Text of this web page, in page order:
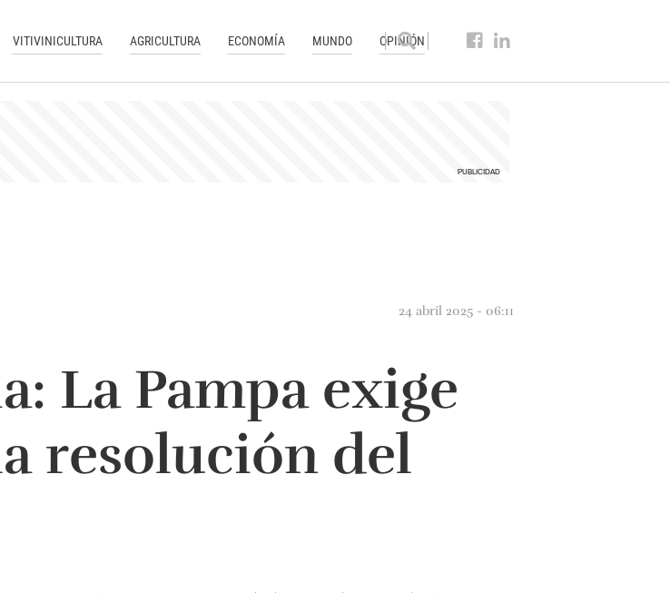
VITIVINICULTURA AGRICULTURA ECONOMÍA MUNDO OPINIÓN
24 abril 2025 - 06:11
La Pampa exige
resolución del